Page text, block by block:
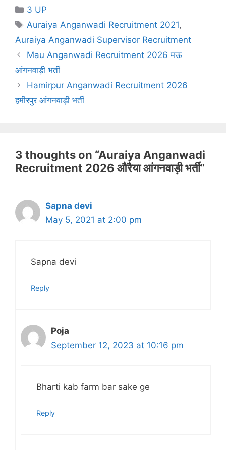
Categories
3 UP
Tags
Auraiya Anganwadi Recruitment 2021,
Auraiya Anganwadi Supervisor Recruitment
Mau Anganwadi Recruitment 2026 मऊ
आंगनवाड़ी भर्ती
Hamirpur Anganwadi Recruitment 2026
हमीरपुर आंगनवाड़ी भर्ती
3 thoughts on “Auraiya Anganwadi
Recruitment 2026 औरैया आंगनवाड़ी भर्ती”
Sapna devi
May 5, 2021 at 2:00 pm
Sapna devi
Reply
Poja
September 12, 2023 at 10:16 pm
Bharti kab farm bar sake ge
Reply